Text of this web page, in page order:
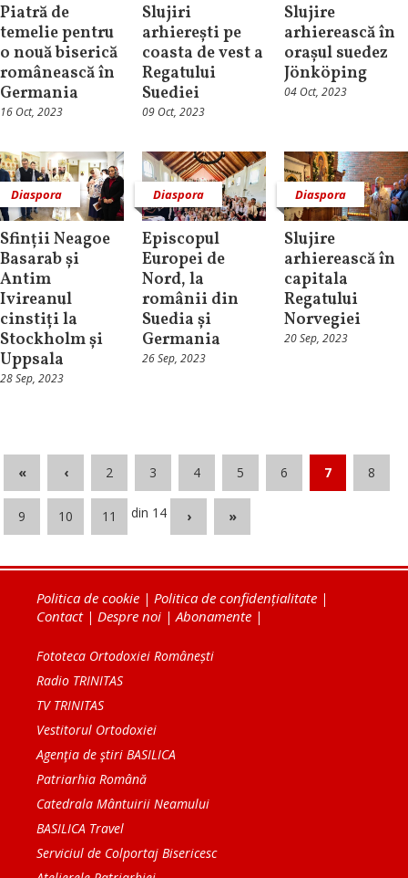
Piatră de
temelie pentru
o nouă biserică
românească în
Germania
16 Oct, 2023
Slujiri
arhierești pe
coasta de vest a
Regatului
Suediei
09 Oct, 2023
Slujire
arhierească în
orașul suedez
Jönköping
04 Oct, 2023
Diaspora
Sfinții Neagoe
Basarab și
Antim
Ivireanul
cinstiți la
Stockholm și
Uppsala
28 Sep, 2023
Diaspora
Episcopul
Europei de
Nord, la
românii din
Suedia și
Germania
26 Sep, 2023
Diaspora
Slujire
arhierească în
capitala
Regatului
Norvegiei
20 Sep, 2023
« ‹ 2 3 4 5 6 7 8
9 10 11 din 14 › »
Politica de cookie | Politica de confidențialitate |
Contact| Despre noi |Abonamente |
Fototeca Ortodoxiei Românești
Radio TRINITAS
TV TRINITAS
Vestitorul Ortodoxiei
Agenţia de ştiri BASILICA
Patriarhia Română
Catedrala Mântuirii Neamului
BASILICA Travel
Serviciul de Colportaj Bisericesc